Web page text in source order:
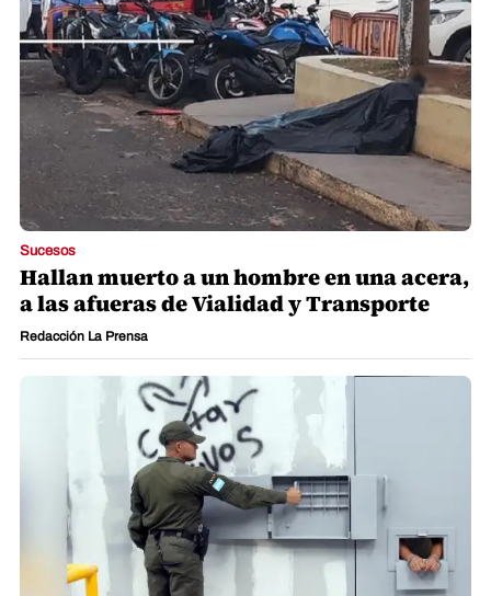
Sucesos
Hallan muerto a un hombre en una acera,
a las afueras de Vialidad y Transporte
Redacción La Prensa